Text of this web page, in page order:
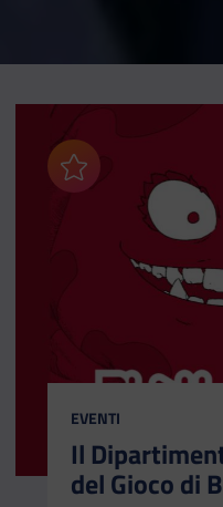
Aggiungi ai preferiti
CATEGORIA:
EVENTI
Il
del Gioco di